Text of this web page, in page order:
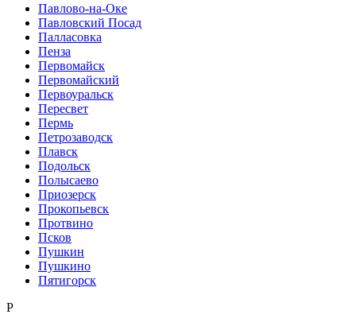
Павлово-на-Оке
Павловский Посад
Палласовка
Пенза
Первомайск
Первомайский
Первоуральск
Пересвет
Пермь
Петрозаводск
Плавск
Подольск
Полысаево
Приозерск
Прокопьевск
Протвино
Псков
Пушкин
Пушкино
Пятигорск
Р